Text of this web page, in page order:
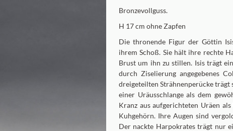
Bronzevollguss.
H 17 cm ohne Zapfen
Die thronende Figur der Göttin
ihrem Schoß. Sie hält ihre rechte
Brust um ihn zu stillen. Isis trägt
durch Ziselierung angegebenes
dreigeteilten Strähnenperücke trägt
einer Uräusschlange als dem
Kranz aus aufgerichteten Uräen
Kuhgehörn. Ihre Augen sind
Der nackte Harpokrates trägt nur